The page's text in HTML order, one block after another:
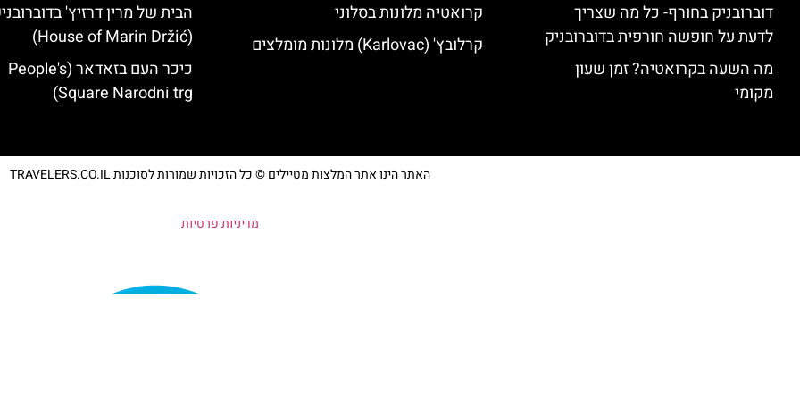
דוברובניק בחורף- כל מה שצריך
לדעת על חופשה חורפית בדוברובניק
מה השעה בקרואטיה? זמן שעון
מקומי
קרואטיה מלונות בסלוני
קרלובץ' (Karlovac) מלונות מומלצים
הבית של מרין דרזיץ'
(House of Marin Držić)
כיכר העם בזאדאר (People's
Square Narodni trg)
האתר הינו אתר המלצות מטיילים © כל הזכויות שמורות לסוכנות TRAVELERS.CO.IL
מדיניות פרטיות